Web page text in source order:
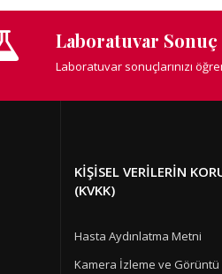
Laboratuvar Sonuç
Laboratuvar sonuçlarınızı
KIŞISEL VERILERIN
(KVKK)
Hasta Aydınlatma Metni
Kamera İzleme ve